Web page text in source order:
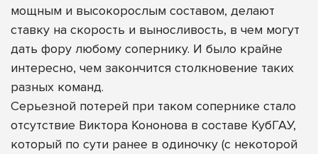
мощным и высокорослым составом, делают
ставку на скорость и выносливость, в чем могут
дать фору любому сопернику. И было крайне
интересно, чем закончится столкновение таких
разных команд.
Серьезной потерей при таком сопернике стало
отсутствие Виктора Кононова в составе КубГАУ,
который по сути ранее в одиночку (с некоторой